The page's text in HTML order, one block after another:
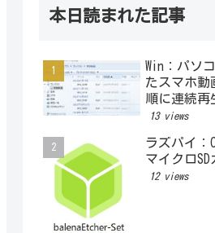
本日読まれた記事
Win：パソ
たスマホ動
順に連続再
13 views
ラズパイ：
マイクロ
12 views